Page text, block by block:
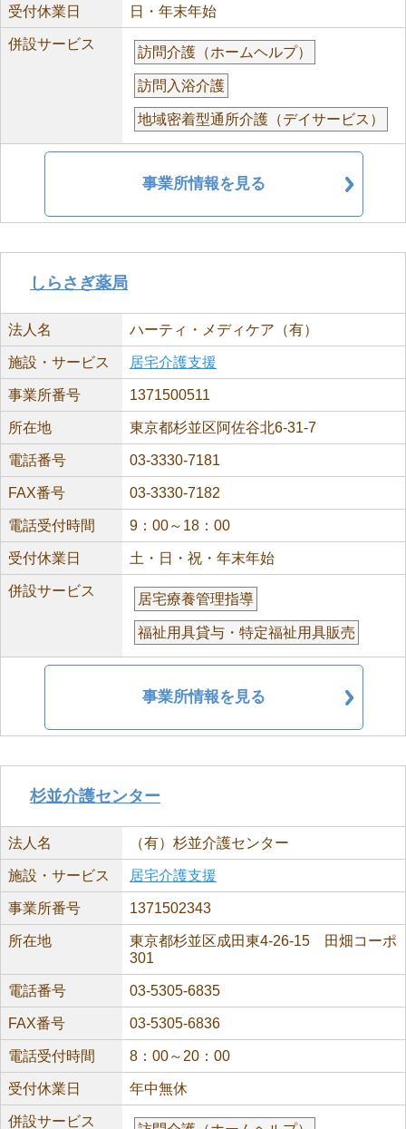
受付休業日 日・年末年始
併設サービス
訪問介護（ホームヘルプ）
訪問入浴介護
地域密着型通所介護（デイサービス）
事業所情報を見る
しらさぎ薬局
法人名 ハーティ・メディケア（有）
施設・サービス 居宅介護支援
事業所番号 1371500511
所在地 東京都杉並区阿佐谷北6-31-7
電話番号 03-3330-7181
FAX番号 03-3330-7182
電話受付時間 9：00～18：00
受付休業日 土・日・祝・年末年始
併設サービス
居宅療養管理指導
福祉用具貸与・特定福祉用具販売
事業所情報を見る
杉並介護センター
法人名 （有）杉並介護センター
施設・サービス 居宅介護支援
事業所番号 1371502343
所在地
東京都杉並区成田東4-26-15 田畑コーポ
301
電話番号 03-5305-6835
FAX番号 03-5305-6836
電話受付時間 8：00～20：00
受付休業日 年中無休
併設サービス